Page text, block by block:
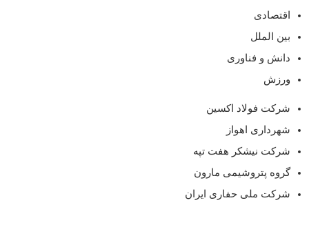
اقتصادی
بین الملل
دانش و فناوری
ورزش
شرکت فولاد اکسین
شهرداری اهواز
شرکت نیشکر هفت تپه
گروه پتروشیمی مارون
شرکت ملی حفاری ایران